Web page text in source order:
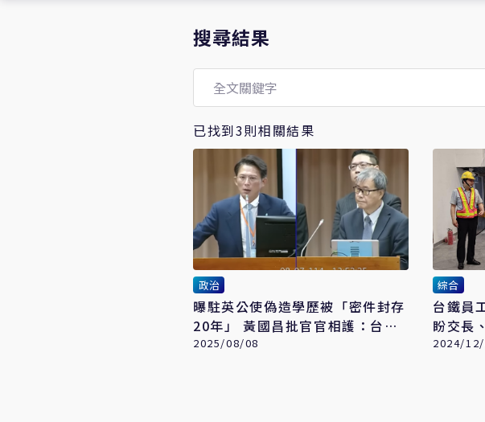
搜尋結果
已找到3則相關結果
政治
曝駐英公使偽造學歷被「密件封存
20年」 黃國昌批官官相護：台灣
學術之恥
2025/08/08
綜合
台鐵員
盼交長
2024/12/